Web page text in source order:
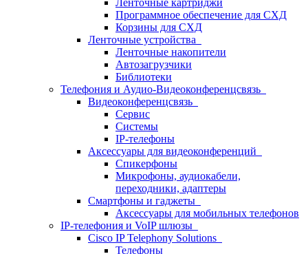
Ленточные картриджи
Программное обеспечение для СХД
Корзины для СХД
Ленточные устройства
Ленточные накопители
Автозагрузчики
Библиотеки
Телефония и Аудио-Видеоконференцсвязь
Видеоконференцсвязь
Сервис
Системы
IP-телефоны
Аксессуары для видеоконференций
Спикерфоны
Микрофоны, аудиокабели,
переходники, адаптеры
Смартфоны и гаджеты
Аксессуары для мобильных телефонов
IP-телефония и VoIP шлюзы
Cisco IP Telephony Solutions
Телефоны